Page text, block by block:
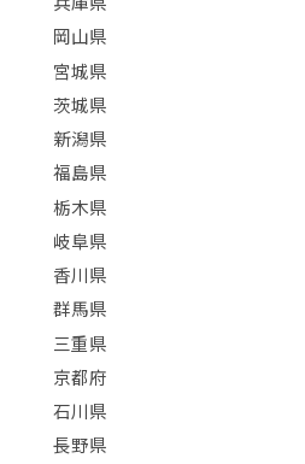
岡山県
宮城県
茨城県
新潟県
福島県
栃木県
岐阜県
香川県
群馬県
三重県
京都府
石川県
長野県